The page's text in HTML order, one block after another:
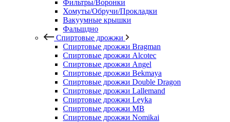
Фильтры/Воронки
Хомуты/Обручи/Прокладки
Вакуумные крышки
Фальшдно
Спиртовые дрожжи
Спиртовые дрожжи Bragman
Спиртовые дрожжи Alcotec
Спиртовые дрожжи Angel
Спиртовые дрожжи Bekmaya
Спиртовые дрожжи Double Dragon
Спиртовые дрожжи Lallemand
Спиртовые дрожжи Leyka
Спиртовые дрожжи MB
Спиртовые дрожжи Nomikai